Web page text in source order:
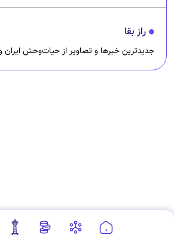
راز بقا
جدیدترین خبرها و تصاویر از حیات‌وحش ایران